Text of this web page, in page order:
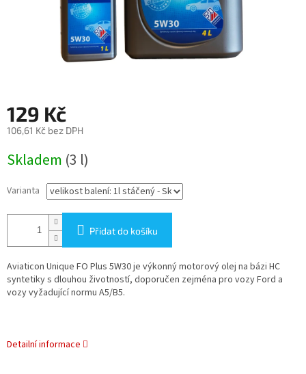
129 Kč
106,61 Kč bez DPH
cena:
Skladem (3 l)
Varianta
Přidat do košíku
Aviaticon Unique FO Plus 5W30 je výkonný motorový olej na bázi HC
syntetiky s dlouhou životností, doporučen zejména pro vozy Ford a
vozy vyžadující normu A5/B5.
Detailní informace